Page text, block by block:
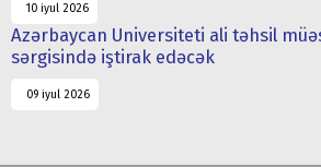
10 iyul 2026
Azərbaycan Universiteti ali təhsil
sərgisində iştirak edəcək
09 iyul 2026